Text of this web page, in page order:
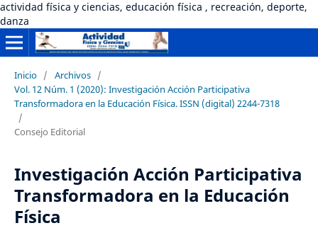
actividad física y ciencias, educación física , recreación, deporte,
danza
Inicio / Archivos /
Vol. 12 Núm. 1 (2020): Investigación Acción Participativa
Transformadora en la Educación Física. ISSN (digital) 2244-7318
/
Consejo Editorial
Investigación Acción Participativa
Transformadora en la Educación
Física